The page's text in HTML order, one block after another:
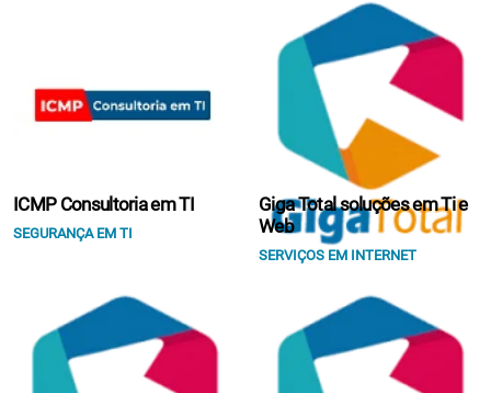
ICMP Consultoria em TI
SEGURANÇA EM TI
Giga Total soluções em Ti e
Web
SERVIÇOS EM INTERNET